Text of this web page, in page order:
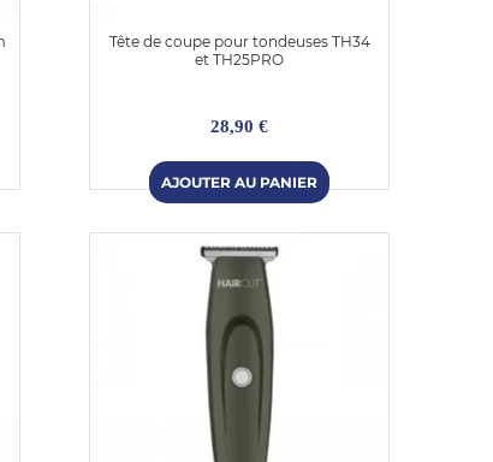
Tête de coupe pour tondeuses TH34
et TH25PRO
28,90 €